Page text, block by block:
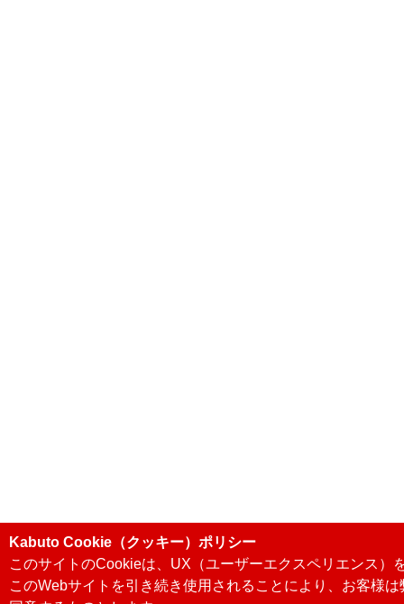
Kabuto Cookie（クッキー）ポリシー
このサイトのCookieは、UX（ユーザーエクスペリエンス）
このWebサイトを引き続き使用されることにより、お客様は